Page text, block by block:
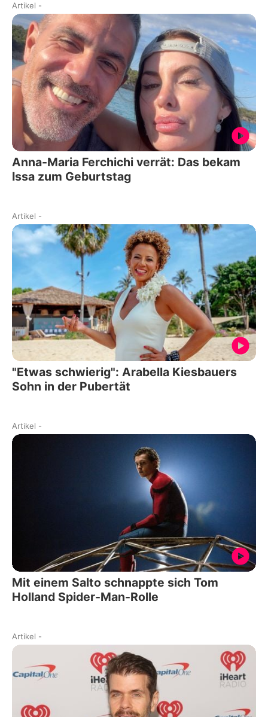
Artikel -
Anna-Maria Ferchichi verrät: Das bekam
Issa zum Geburtstag
Artikel -
"Etwas schwierig": Arabella Kiesbauers
Sohn in der Pubertät
Artikel -
Mit einem Salto schnappte sich Tom
Holland Spider-Man-Rolle
Artikel -